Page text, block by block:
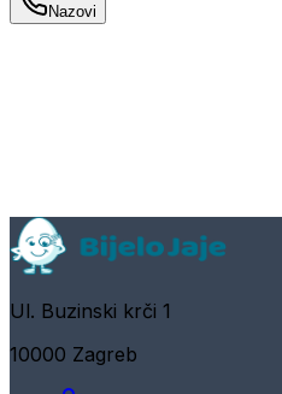
Nazovi
Ul. Buzinski krči 1
10000 Zagreb